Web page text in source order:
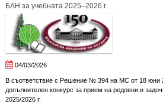
БАН за учебната 2025–2026 г.
04/03/2026
В съответствие с Решение № 394 на МС от 18 юни
допълнителен конкурс за прием на редовни и
2025/2026 г.